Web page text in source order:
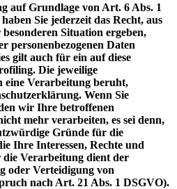
auf Grundlage von Art. 6 Abs. 1
Sie jederzeit das Recht, aus
Situation ergeben,
personenbezogenen Daten
gilt auch für ein auf diese
Die jeweilige
eine Verarbeitung beruht,
Wenn Sie
wir Ihre betroffenen
mehr verarbeiten, es sei denn,
Gründe für die
Ihre Interessen, Rechte und
Verarbeitung dient der
oder Verteidigung von
nach Art. 21 Abs. 1 DSGVO).